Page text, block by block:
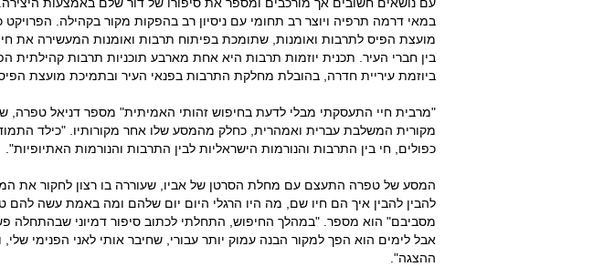
במאי דרמה תרפיה ויוצר רב תחומי עם ניסיון רב בהפקות מקור בקהילה. הפרויקט
מועצת הפיס לתרבות ואומנות, שתומכת בפיתוח תרבות ואומנות המעשירה את
בין חברי העיר. תכנית יוזמות תרבות היא אחת מארבע תוכניות תרבות קהילתית
ביוזמת עיריית חדרה, בהובלת מחלקת התרבות בפנאי העיר ובתמיכת מועצת
"מרבית חיי התעסקתי מבלי לדעת בחיפוש זהותי האמיתית" מספר דניאל טפרה,
מקורית המשלבת עברית ואמהרית, כחלק מהמסע שלו אחר מקורותיו. "כילד
כפולים, חי בין התרבות והנורמות הישראליות לבין התרבות והנורמות האתיופיות".
המסע של טפרה התעצם עם מחלת הסרטן של אביו, שעוררה בו רצון לחקור את
להבין להבין איך הם חיו שם, מה היו הרגלי היום יום שלהם ומה באמת עשה להם
מסביבם" הוא מספר. "במהלך החיפוש, התחלתי לכתוב סיפור דמיוני שבהתחלה
אבל לימים הוא הפך למקור הבנה עמוק יותר עבורי, שחיבר אותי לאני הפנימי שלי,
ההצגה".